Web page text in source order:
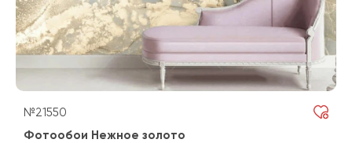
№21550
Фотообои Нежное золото